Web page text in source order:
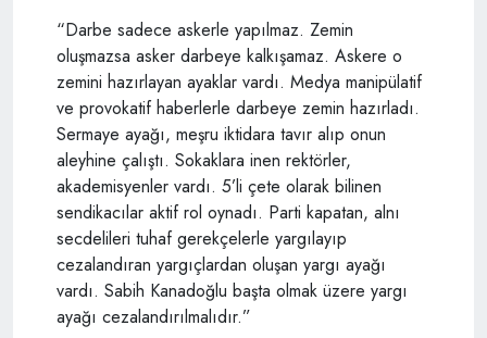
“Darbe sadece askerle yapılmaz. Zemin
oluşmazsa asker darbeye kalkışamaz. Askere o
zemini hazırlayan ayaklar vardı. Medya manipülatif
ve provokatif haberlerle darbeye zemin hazırladı.
Sermaye ayağı, meşru iktidara tavır alıp onun
aleyhine çalıştı. Sokaklara inen rektörler,
akademisyenler vardı. 5’li çete olarak bilinen
sendikacılar aktif rol oynadı. Parti kapatan, alnı
secdelileri tuhaf gerekçelerle yargılayıp
cezalandıran yargıçlardan oluşan yargı ayağı
vardı. Sabih Kanadoğlu başta olmak üzere yargı
ayağı cezalandırılmalıdır.”